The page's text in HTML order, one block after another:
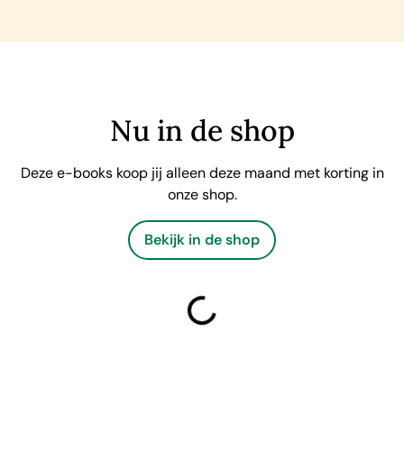
Nu in de shop
Deze e-books koop jij alleen deze maand met korting in
onze shop.
Bekijk in de shop
laden